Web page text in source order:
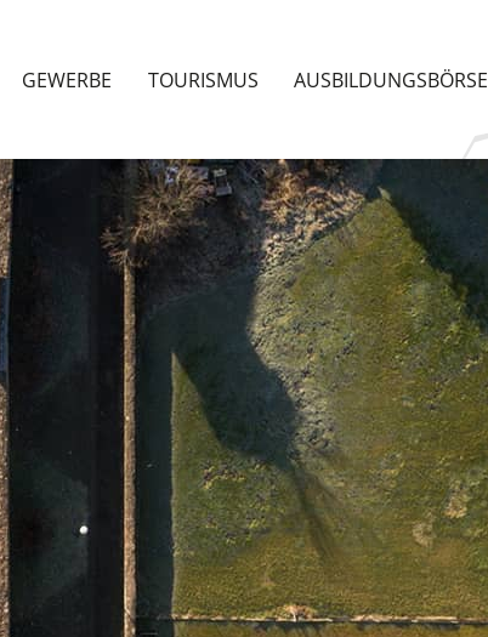
GEWERBE TOURISMUS AUSBILDUNGSBÖRSE